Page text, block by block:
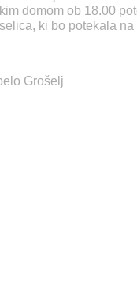
domom ob 18.00
ki bo potekala
Grošelj